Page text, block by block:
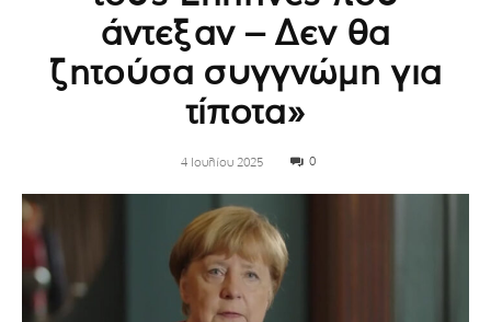
άντεξαν – Δεν θα
ζητούσα συγγνώμη για
τίποτα»
4 Ιουλίου 2025 0